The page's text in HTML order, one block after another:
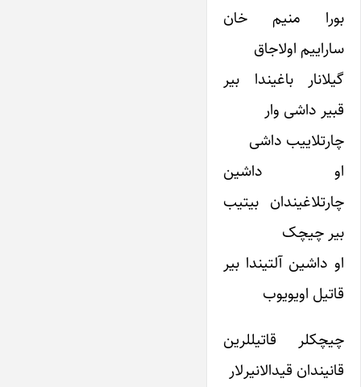
بورا منیم خان
ساراییم اولاجاق
گیلانار باغیندا بیر
قبیر داشی وار
چارتلاییب داشی
او داشین
چارتلاغیندان بیتیب
بیر چیچک
او داشین آلتیندا بیر
قاتیل اویویوب
چیچکلر قاتیللرین
قانیندان قیدالانیرلار